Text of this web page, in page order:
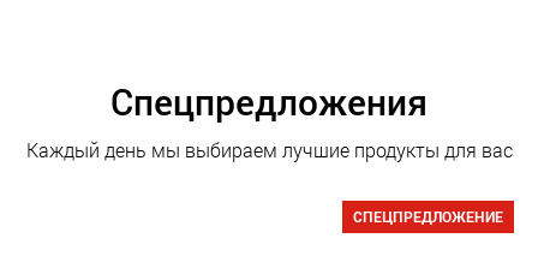
Спецпредложения
Каждый день мы выбираем лучшие продукты для вас
СПЕЦПРЕДЛОЖЕНИЕ